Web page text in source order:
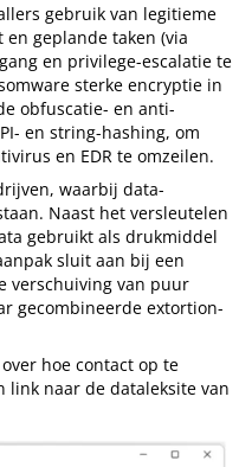
gebruik van legitieme
en geplande taken (via
en privilege-escalatie te
sterke encryptie in
obfuscatie- en anti-
en string-hashing, om
en EDR te omzeilen.
waarbij data-
Naast het versleutelen
gebruikt als drukmiddel
sluit aan bij een
verschuiving van puur
gecombineerde extortion-
hoe contact op te
link naar de dataleksite van